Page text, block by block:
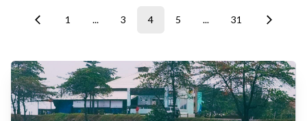
1 ... 3 4 5 ... 31